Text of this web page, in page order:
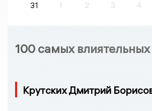
31
1 2 3 4
100 самых
Крутских Дмитрий